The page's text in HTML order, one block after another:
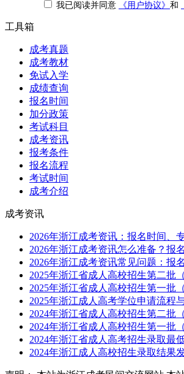
我已阅读并同意 《用户协议》 和
工具箱
成考真题
成考教材
免试入学
成绩查询
报名时间
加分政策
考试科目
成考资讯
报考条件
报名流程
考试时间
成考介绍
成考资讯
2026年浙江成考资讯：报名时间、
2026年浙江成考资讯怎么准备？报
2026年浙江成考资讯常见问题：报
2025年浙江省成人高校招生第二批
2025年浙江省成人高校招生第一批
2025年浙江成人高考学位申请流程
2024年浙江省成人高校招生第二批
2024年浙江省成人高校招生第一批
2024年浙江省成人高考招生录取最
2024年浙江成人高校招生录取结果